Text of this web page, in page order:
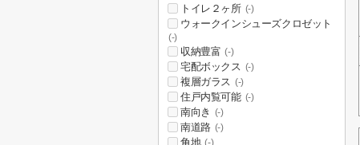
トイレ２ヶ所 (-)
ウォークインシューズクロゼット
(-)
収納豊富 (-)
宅配ボックス (-)
複層ガラス (-)
住戸内覧可能 (-)
南向き (-)
南道路 (-)
角地 (-)